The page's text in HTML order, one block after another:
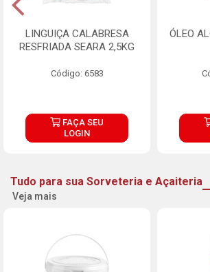
LINGUIÇA CALABRESA
RESFRIADA SEARA 2,5KG
Código: 6583
FAÇA SEU
LOGIN
ÓLEO
Tudo para sua Sorveteria e Açaiteria
Veja mais